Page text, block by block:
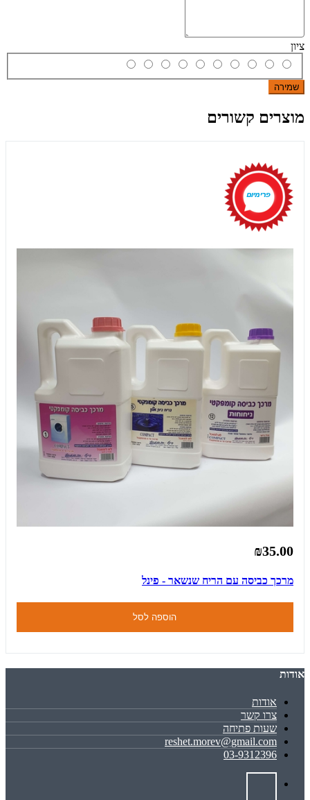
ציון
שמירה
מוצרים קשורים
₪35.00
מרכך כביסה עם הריח שנשאר - פינל
הוספה לסל
אודות
אודות
צרו קשר
שעות פתיחה
reshet.morev@gmail.com
03-9312396